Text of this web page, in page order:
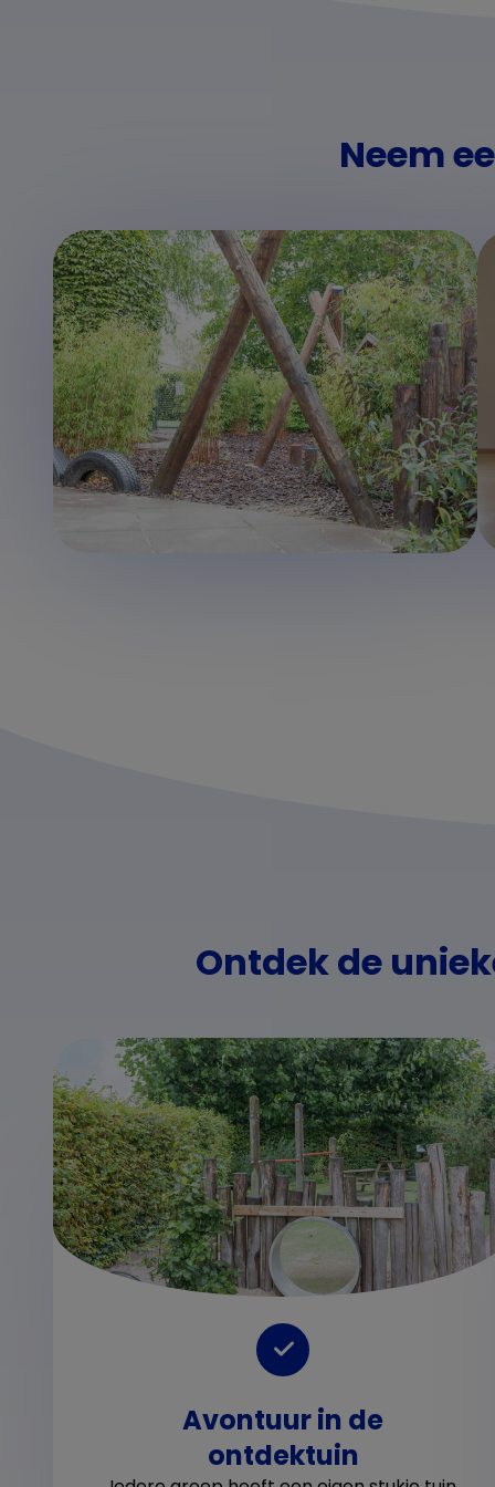
Neem
Ontdek de
Avontuur in de
ontdektuin